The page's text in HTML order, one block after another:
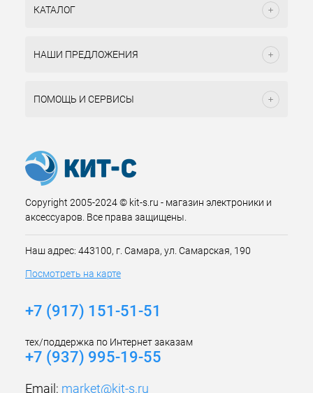
КАТАЛОГ
НАШИ ПРЕДЛОЖЕНИЯ
ПОМОЩЬ И СЕРВИСЫ
Copyright 2005-2024 © kit-s.ru - магазин электроники и
аксессуаров. Все права защищены.
Наш адрес: 443100, г. Самара, ул. Самарская, 190
Посмотреть на карте
+7 (917) 151-51-51
тех/поддержка по Интернет заказам
+7 (937) 995-19-55
Email: market@kit-s.ru